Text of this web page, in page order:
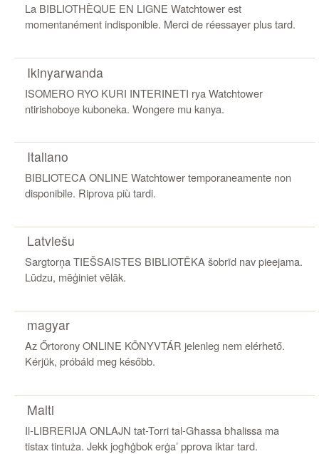
La BIBLIOTHÈQUE EN LIGNE Watchtower est
momentanément indisponible. Merci de réessayer plus tard.
Ikinyarwanda
ISOMERO RYO KURI INTERINETI rya Watchtower
ntirishoboye kuboneka. Wongere mu kanya.
Italiano
BIBLIOTECA ONLINE Watchtower temporaneamente non
disponibile. Riprova più tardi.
Latviešu
Sargtorņa TIEŠSAISTES BIBLIOTĒKA šobrīd nav pieejama.
Lūdzu, mēģiniet vēlāk.
magyar
Az Őrtorony ONLINE KÖNYVTÁR jelenleg nem elérhető.
Kérjük, próbáld meg később.
Malti
Il-LIBRERIJA ONLAJN tat-Torri tal-Għassa bħalissa ma
tistax tintuża. Jekk jogħġbok erġaʼ pprova iktar tard.